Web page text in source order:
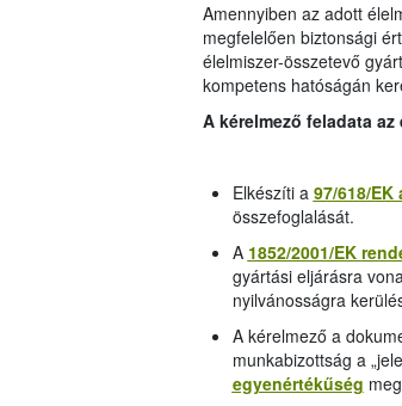
Amennyiben az adott
megfelelően biztonsági
élelmiszer-összetevő
kompetens hatóságán
A kérelmező feladata
Elkészíti a 97/618/EK
összefoglalását.
A 1852/2001/EK
gyártási eljárásra
nyilvánosságra
A kérelmező a
munkabizottság a
egyenértékűség